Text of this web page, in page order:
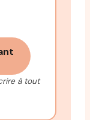
à tout